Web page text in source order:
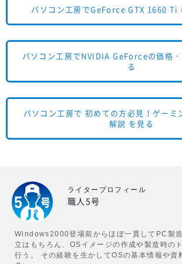
パソコン工房でGeForce GTX 1660 Ti
パソコン工房でNVIDIA GeForceの価格
る
パソコン工房で 初めての方必見！ゲーミ
解説 を見る
ライタープロフィール
職人5号
Windows2000登場前からほぼ一貫してPC製
立はもちろん、OSイメージの作成や製造時の
行う。 その経験を生かしてOSの基本情報や資